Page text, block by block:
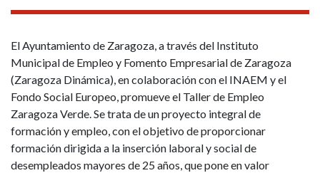
El Ayuntamiento de Zaragoza, a través del Instituto
Municipal de Empleo y Fomento Empresarial de Zaragoza
(Zaragoza Dinámica), en colaboración con el INAEM y el
Fondo Social Europeo, promueve el Taller de Empleo
Zaragoza Verde. Se trata de un proyecto integral de
formación y empleo, con el objetivo de proporcionar
formación dirigida a la inserción laboral y social de
desempleados mayores de 25 años, que pone en valor